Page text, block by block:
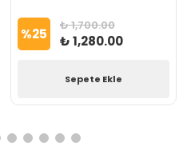
%25 ₺ 1,700.00
₺ 1,280.00
Sepete Ekle